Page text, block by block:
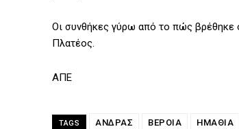
Οι συνθήκες γύρω από το πώς βρέθηκε
Πλατέος.
ΑΠΕ
TAGS ΑΝΔΡΑΣ ΒΕΡΟΙΑ ΗΜΑΘΙΑ